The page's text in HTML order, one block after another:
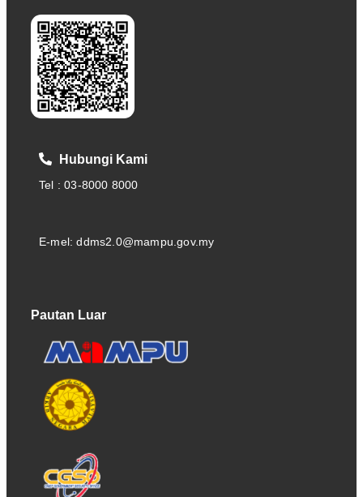
Hubungi Kami
Tel : 03-8000 8000
E-mel: ddms2.0@mampu.gov.my
Pautan Luar